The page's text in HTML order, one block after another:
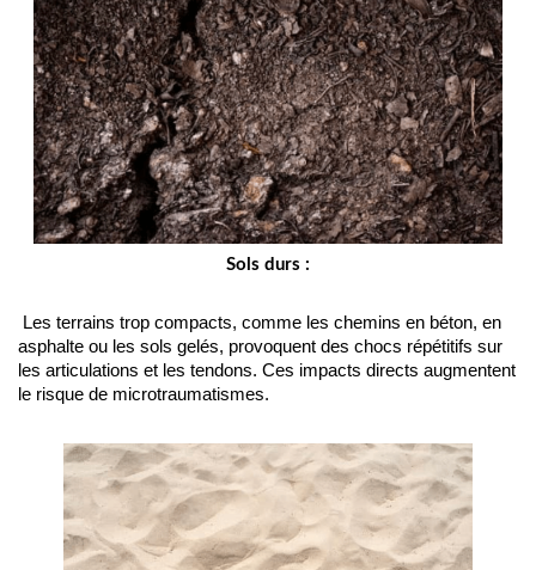
Sols durs :
asphalte ou les sols gelés, provoquent des chocs répétitifs sur
les articulations et les tendons. Ces impacts directs augmentent
le risque de microtraumatismes.